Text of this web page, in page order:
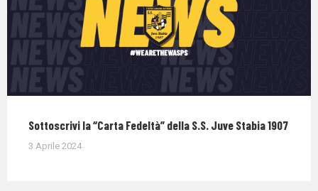
Sottoscrivi la “Carta Fedeltà” della S.S. Juve Stabia 1907
3 Aprile 2024